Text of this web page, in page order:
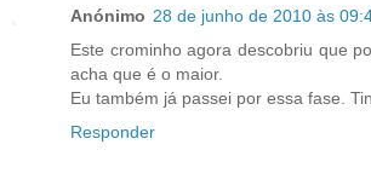
Anónimo 28 de junho de 2010 às
Este crominho agora descobriu que
acha que é o maior.
Eu também já passei por essa fase.
Responder